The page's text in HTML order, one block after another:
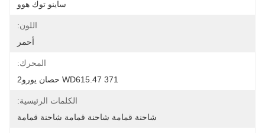
ساينو توك هوو
اللون:
أحمر
المحرك:
WD615.47 371 حصان يورو2
الكلمات الرئيسية:
شاحنة قمامة شاحنة قمامة شاحنة قمامة